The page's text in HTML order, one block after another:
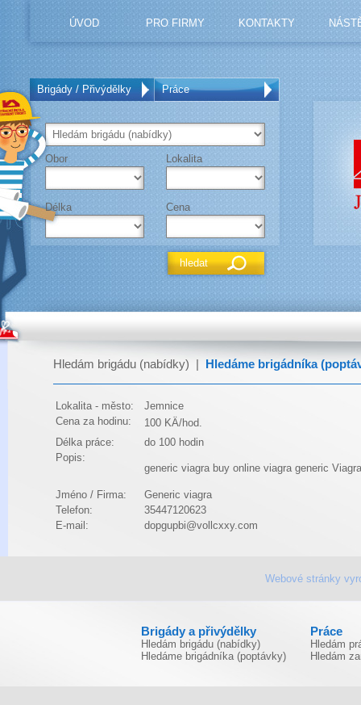
ÚVOD PRO FIRMY KONTAKTY
Brigády / Přivýdělky Práce
Obor Lokalita
Délka Cena
Hledám brigádu (nabídky) Hledáme brigádníka
Lokalita - město:
Jemnice
Cena za hodinu:
100 KÄ/hod.
Délka práce:
do 100 hodin
Popis:
generic viagra buy online viagra generic
Jméno / Firma:
Generic viagra
Telefon:
35447120623
E-mail:
dopgupbi@vollcxxy.com
Webové stránky
Brigády a přivýdělky
Hledám brigádu (nabídky)
Hledáme brigádníka (poptávky)
Práce
Hledám
Hledám